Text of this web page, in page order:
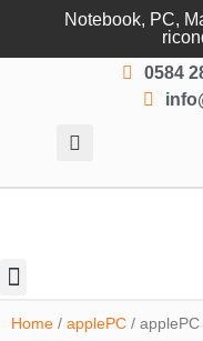
Notebook, PC,
0584
Home / applePC / applePC